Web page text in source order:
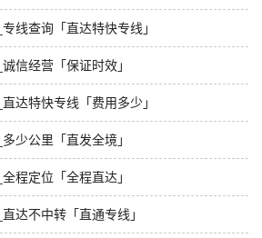
线查询「直达特快专线」
信经营「保证时效」
达特快专线「费用多少」
少公里「直发全境」
程定位「全程直达」
达不中转「直通专线」